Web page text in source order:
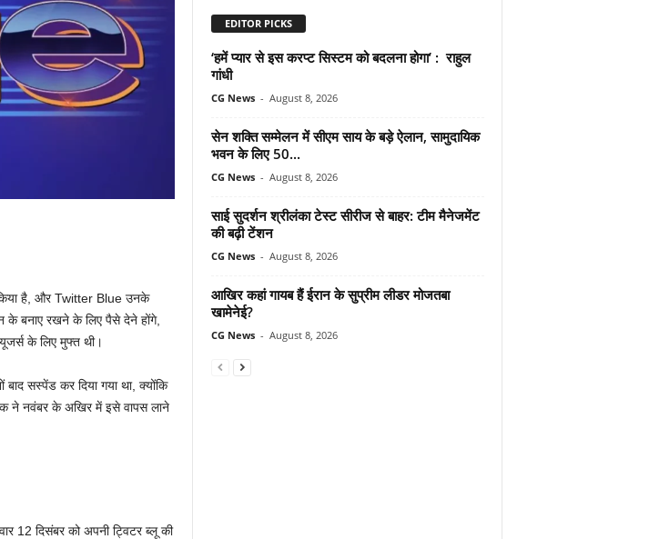
है, और Twitter Blue उनके
के बनाए रखने के लिए पैसे देने होंगे,
के लिए मुफ्त थी।
सस्पेंड कर दिया गया था, क्योंकि
ने नवंबर के अखिर में इसे वापस लाने
12 दिसंबर को अपनी ट्विटर ब्लू की
EDITOR PICKS
‘हमें प्यार से इस करप्ट सिस्टम को बदलना होगा’ : राहुल
गांधी
CG News - August 8, 2026
सेन शक्ति सम्मेलन में सीएम साय के बड़े ऐलान, सामुदायिक
भवन के लिए 50...
CG News - August 8, 2026
साई सुदर्शन श्रीलंका टेस्ट सीरीज से बाहर: टीम मैनेजमेंट
की बढ़ी टेंशन
CG News - August 8, 2026
आखिर कहां गायब हैं ईरान के सुप्रीम लीडर मोजतबा
खामेनेई?
CG News - August 8, 2026